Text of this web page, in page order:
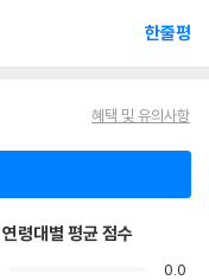
한줄평
혜택 및 유의사항
연령대별 평균 점수
0.0